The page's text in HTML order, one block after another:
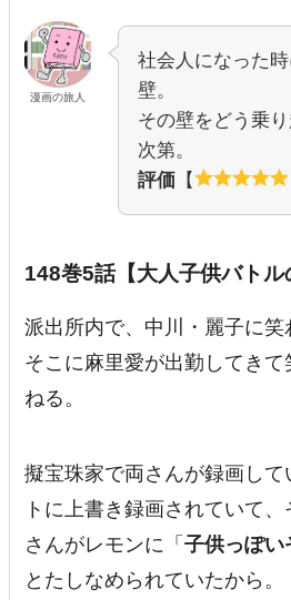
漫画の旅人
社会人になった
壁。
その壁をどう乗
次第。
評価 【
148巻5話【大人子供バトル
派出所内で、中川・麗子に笑
そこに麻里愛が出勤してき
ねる。
擬宝珠家で両さんが録画し
トに上書き録画されていて
さんがレモンに「子供っぽい
とたしなめられていたから。